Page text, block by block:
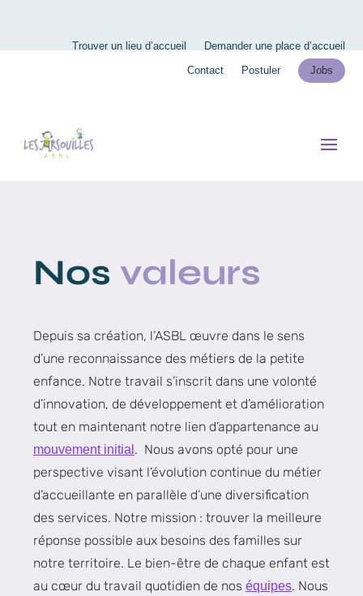
Trouver un lieu d’accueil
Demander une place d’accueil
Contact
Postuler Jobs
Nos valeurs
Depuis sa création, l’ASBL œuvre dans le sens
d’une reconnaissance des métiers de la petite
enfance. Notre travail s’inscrit dans une volonté
d’innovation, de développement et d’amélioration
tout en maintenant notre lien d’appartenance au
mouvement initial . Nous avons opté pour une
perspective visant l’évolution continue du métier
d’accueillante en parallèle d’une diversification
des services. Notre mission : trouver la meilleure
réponse possible aux besoins des familles sur
notre territoire. Le bien-être de chaque enfant est
au cœur du travail quotidien de nos équipes. Nous